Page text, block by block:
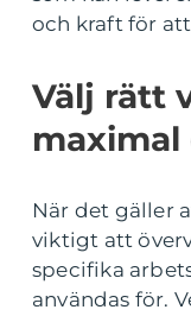
och kraft för
Välj rätt
När det gäller
viktigt att
specifika
användas för.